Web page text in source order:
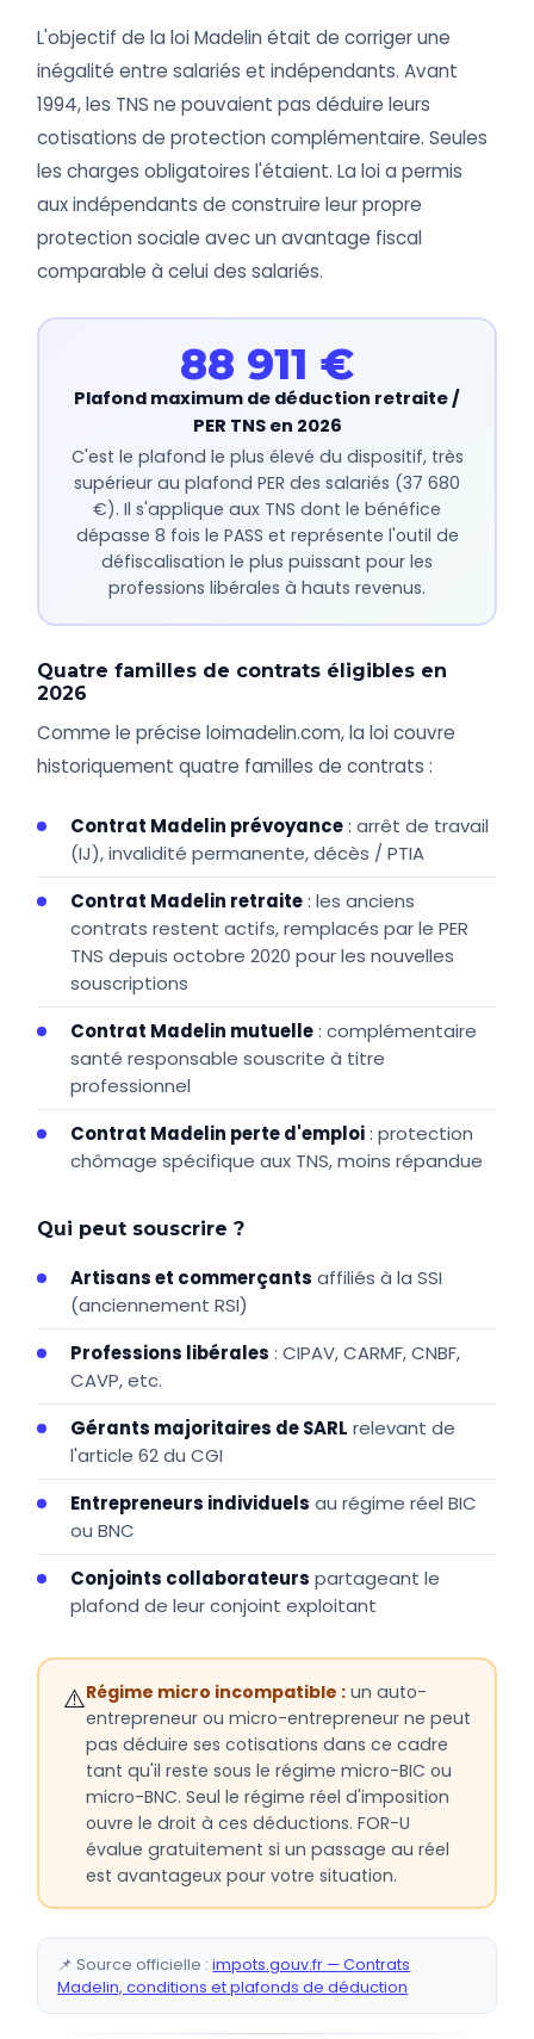
L'objectif de la loi Madelin était de corriger une
inégalité entre salariés et indépendants. Avant
1994, les TNS ne pouvaient pas déduire leurs
cotisations de protection complémentaire. Seules
les charges obligatoires l'étaient. La loi a permis
aux indépendants de construire leur propre
protection sociale avec un avantage fiscal
comparable à celui des salariés.
88 911 €
Plafond maximum de déduction retraite /
PER TNS en 2026
C'est le plafond le plus élevé du dispositif, très
supérieur au plafond PER des salariés (37 680
€). Il s'applique aux TNS dont le bénéfice
dépasse 8 fois le PASS et représente l'outil de
défiscalisation le plus puissant pour les
professions libérales à hauts revenus.
Quatre familles de contrats éligibles en
2026
Comme le précise loimadelin.com, la loi couvre
historiquement quatre familles de contrats :
Contrat Madelin prévoyance: arrêt de travail
(IJ), invalidité permanente, décès / PTIA
Contrat Madelin retraite: les anciens
contrats restent actifs, remplacés par le PER
TNS depuis octobre 2020 pour les nouvelles
souscriptions
Contrat Madelin mutuelle: complémentaire
santé responsable souscrite à titre
professionnel
Contrat Madelin perte d'emploi: protection
chômage spécifique aux TNS, moins répandue
Qui peut souscrire ?
Artisans et commerçants affiliés à la SSI
(anciennement RSI)
Professions libérales : CIPAV, CARMF, CNBF,
CAVP, etc.
Gérants majoritaires de SARL relevant de
l'article 62 du CGI
Entrepreneurs individuels au régime réel BIC
ou BNC
Conjoints collaborateurs partageant le
plafond de leur conjoint exploitant
⚠️Régime micro incompatible :un auto-
entrepreneur ou micro-entrepreneur ne peut
pas déduire ses cotisations dans ce cadre
tant qu'il reste sous le régime micro-BIC ou
micro-BNC. Seul le régime réel d'imposition
ouvre le droit à ces déductions. FOR-U
évalue gratuitement si un passage au réel
est avantageux pour votre situation.
📌 Source officielle :impots.gouv.fr — Contrats
Madelin, conditions et plafonds de déduction